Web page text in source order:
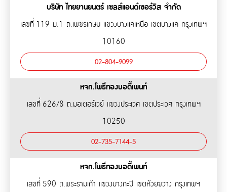
ข้อมูลสำคัญทางการเงิน
บริษัท ไทยยานยนตร์ เซลส์แอนด์เซอร์วิส จำกัด
เลขที่ 119 ม.1 ถ.เพชรเกษม แขวงบางแคเหนือ เขตบางแค กรุงเทพฯ
10160
02-804-9099
หจก.โพธิ์ทองบอดี้เพนท์
เลขที่ 626/8 ถ.มอเตอร์เวย์ แขวงประเวศ เขตประเวศ กรุงเทพฯ
10250
02-735-7144-5
หจก.โพธิ์ทองบอดี้เพนท์
เลขที่ 590 ถ.พระรามเก้า แขวงบางกะปิ เขตห้วยขวาง กรุงเทพฯ